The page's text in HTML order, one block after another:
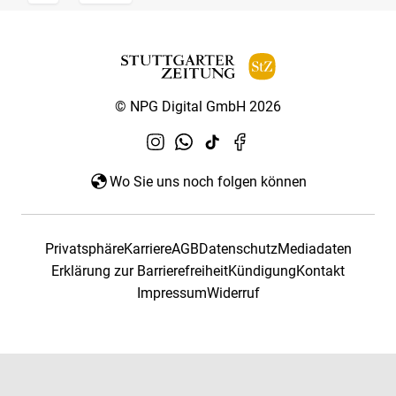
© NPG Digital GmbH 2026
Wo Sie uns noch folgen können
PrivatsphäreKarriereAGBDatenschutzMediadaten
Erklärung zur BarrierefreiheitKündigungKontakt
ImpressumWiderruf